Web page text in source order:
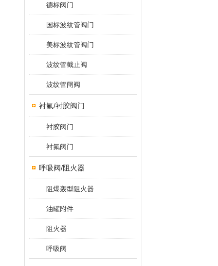
德标阀门
国标波纹管阀门
美标波纹管阀门
波纹管截止阀
波纹管闸阀
衬氟/衬胶阀门
衬胶阀门
衬氟阀门
呼吸阀/阻火器
阻爆轰型阻火器
油罐附件
阻火器
呼吸阀